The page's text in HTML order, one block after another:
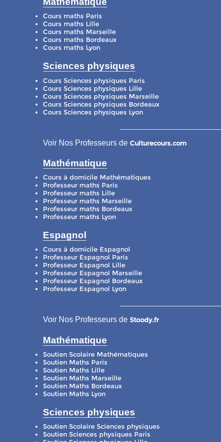
Cours maths Paris
Cours maths Lille
Cours maths Marseille
Cours maths Bordeaux
Cours maths Lyon
Sciences physiques
Cours Sciences physiques Paris
Cours Sciences physiques Lille
Cours Sciences physiques Marseille
Cours Sciences physiques Bordeaux
Cours Sciences physiques Lyon
Voir Nos Professeurs de Culturecours.com
Mathématique
Cours à domicile Mathématiques
Professeur maths Paris
Professeur maths Lille
Professeur maths Marseille
Professeur maths Bordeaux
Professeur maths Lyon
Espagnol
Cours à domicile Espagnol
Professeur Espagnol Paris
Professeur Espagnol Lille
Professeur Espagnol Marseille
Professeur Espagnol Bordeaux
Professeur Espagnol Lyon
Voir Nos Professeurs de Stoody.fr
Mathématique
Soutien Scolaire Mathématiques
Soutien Maths Paris
Soutien Maths Lille
Soutien Maths Marseille
Soutien Maths Bordeaux
Soutien Maths Lyon
Sciences physiques
Soutien Scolaire Sciences physiques
Soutien Sciences physiques Paris